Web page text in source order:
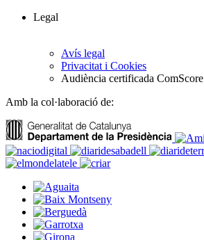
Legal
Avís legal
Privacitat i Cookies
Audiència certificada ComScore
Amb la col·laboració de: